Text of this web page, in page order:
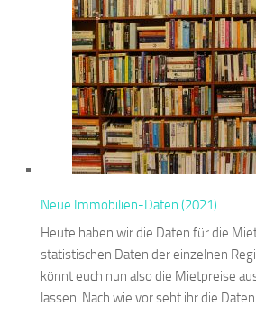
Neue Immobilien-Daten (2021)
Heute haben wir die Daten für die
statistischen Daten der einzelnen
könnt euch nun also die Mietpreise
lassen. Nach wie vor seht ihr die